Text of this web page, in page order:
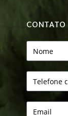
CONTATO